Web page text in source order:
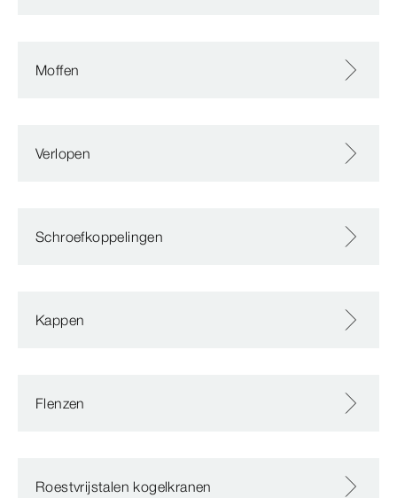
Moffen
Verlopen
Schroefkoppelingen
Kappen
Flenzen
Roestvrijstalen kogelkranen